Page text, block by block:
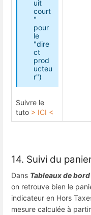
uit
court
"
pour
le
"dire
ct
prod
ucteu
r")
Suivre le
tuto > ICI <
14. Suivi du
Dans Tableaux de
on retrouve bien le
indicateur en Hors
mesure calculée à